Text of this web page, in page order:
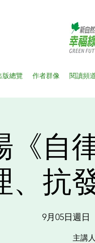
版總覽 作者群像 閱讀頻
《自
、抗
9月05日週日
主講